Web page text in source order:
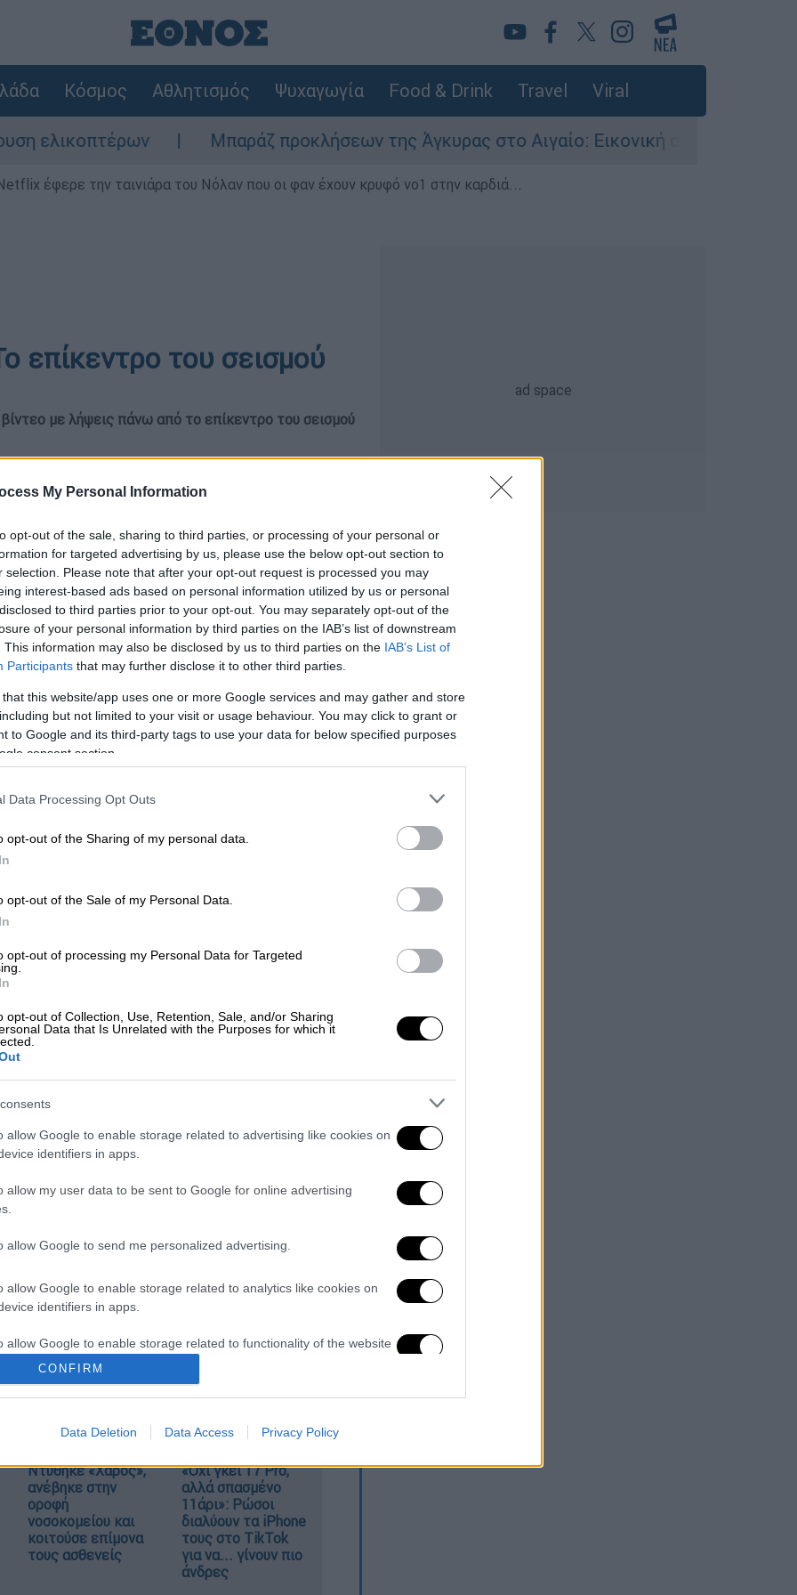
My Personal Information
opt-out of the sale, sharing to third parties, or processing of your personal or
for targeted advertising by us, please use the below opt-out section to
selection. Please note that after your opt-out request is processed you may
interest-based ads based on personal information utilized by us or personal
to third parties prior to your opt-out. You may separately opt-out of the
of your personal information by third parties on the IAB’s list of downstream
This information may also be disclosed by us to third parties on the IAB’s List of
Participants that may further disclose it to other third parties.
that this website/app uses one or more Google services and may gather and store
but not limited to your visit or usage behaviour. You may click to grant or
to Google and its third-party tags to use your data for below specified purposes
consent section.
Data Processing Opt Outs
opt-out of the Sharing of my personal data.
opt-out of the Sale of my Personal Data.
opt-out of processing my Personal Data for Targeted
opt-out of Collection, Use, Retention, Sale, and/or Sharing
Data that Is Unrelated with the Purposes for which it
allow Google to enable storage related to advertising like cookies on
identifiers in apps.
allow my user data to be sent to Google for online advertising
allow Google to send me personalized advertising.
allow Google to enable storage related to analytics like cookies on
identifiers in apps.
allow Google to enable storage related to functionality of the website
allow Google to enable storage related to personalization.
allow Google to enable storage related to security, including
CONFIRM
Data Deletion Data Access Privacy Policy
Κόσμος Αθλητισμός Ψυχαγωγία Food & Drink Travel Viral
Μπαράζ προκλήσεων της Άγκυρας στο Αιγαίο: Εικονική αερομαχία ανάμεσα
έφερε την ταινιάρα του Νόλαν που οι φαν έχουν κρυφό νο1 στην καρδιά...
επίκεντρο του σεισμού
με λήψεις πάνω από το επίκεντρο του σεισμού
το ΕΘΝΟΣ στη Google
μεταφέροντας εντυπωσιακές εικόνες
Ντύθηκε «Χάρος»,
ανέβηκε στην
οροφή
νοσοκομείου και
κοιτούσε επίμονα
τους ασθενείς
«Όχι γκέι 17 Pro,
αλλά σπασμένο
11άρι»: Ρώσοι
διαλύουν τα iPhone
τους στο TikTok
για να... γίνουν πιο
άνδρες